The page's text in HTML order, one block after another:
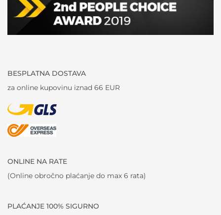
BESPLATNA DOSTAVA
za online kupovinu iznad 66 EUR
ONLINE NA RATE
(Online obročno plaćanje do max 6 rata)
PLAĆANJE 100% SIGURNO